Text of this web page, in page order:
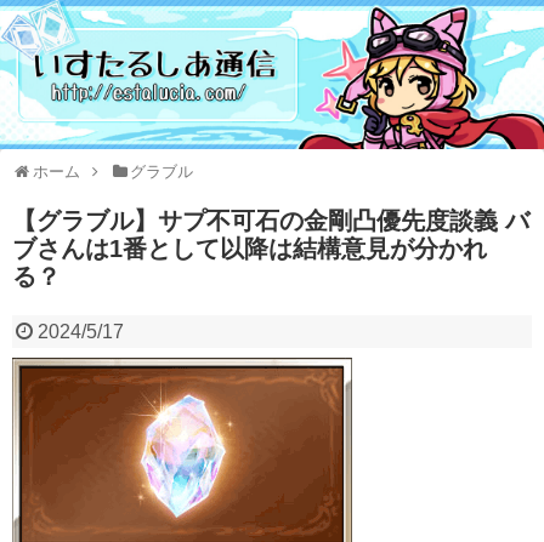
ホーム グラブル
【グラブル】サプ不可石の金剛凸優先度談義 バ
ブさんは1番として以降は結構意見が分かれ
る？
2024/5/17